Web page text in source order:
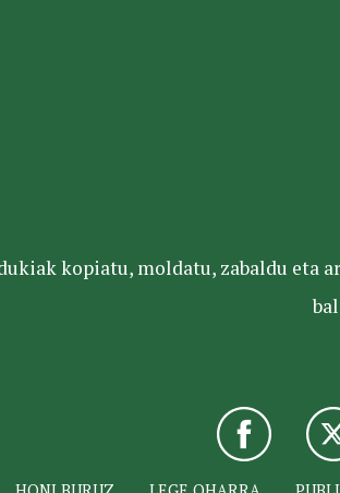
kopiatu, moldatu, zabaldu eta